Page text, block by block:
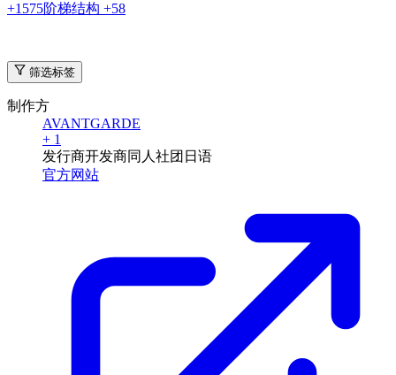
+1575阶梯结构 +58
筛选标签
制作方
AVANTGARDE
+ 1
发行商开发商同人社团 日语
官方网站